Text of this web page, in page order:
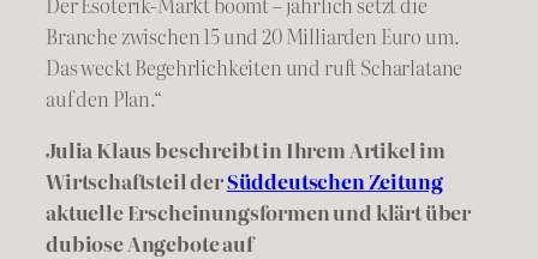
Branche zwischen15und20Milliarden Euro um.
Das weckt Begehrlichkeiten und ruft Scharlatane
auf den Plan.“
Julia Klaus beschreibt in Ihrem Artikel im
Wirtschaftsteil derSüddeutschen Zeitung
aktuelle Erscheinungsformen und klärt über
dubiose Angebote auf